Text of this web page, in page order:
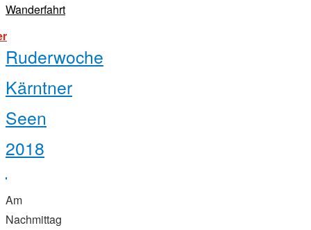
Wanderfahrt
"willkommen
in
kärnten"
Ruderwoche
Kärntner
Seen
2018
Am
Nachmittag